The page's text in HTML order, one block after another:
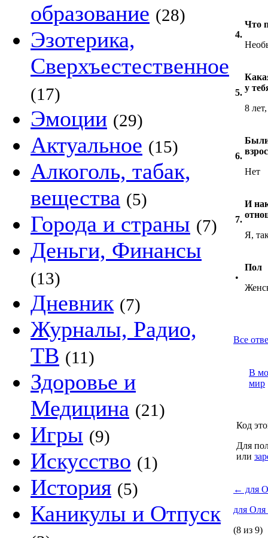
образование (28)
Эзотерика,
Сверхъестественное
(17)
Эмоции (29)
Актуальное (15)
Алкоголь, табак,
вещества (5)
Города и страны (7)
Деньги, Финансы
(13)
Дневник (7)
Журналы, Радио,
ТВ (11)
Здоровье и
Медицина (21)
Игры (9)
Искусство (1)
История (5)
Каникулы и Отпуск
4.
Что
5. у
8
6.
Были
Нет
7.
И
Я,
•
Пол
Все
В
мир
Код
Для
или
← для
для Оля
(8 из 9)